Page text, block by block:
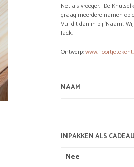
Net als vroeger! De
graag meerdere namen op
Vul dit dan in bij ‘Naam’.
Jack.
Ontwerp:
NAAM
INPAKKEN ALS